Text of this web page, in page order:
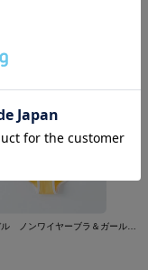
十四松 モデル ノンワイヤーブラ＆ガールズブリーフセット 下着 おそ松さん